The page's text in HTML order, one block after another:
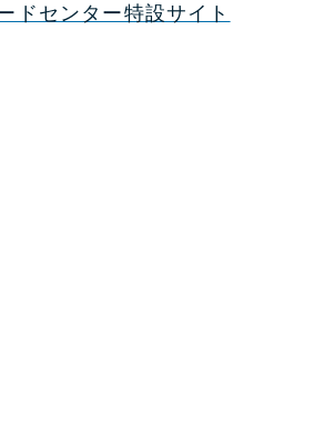
ドセンター特設サイト